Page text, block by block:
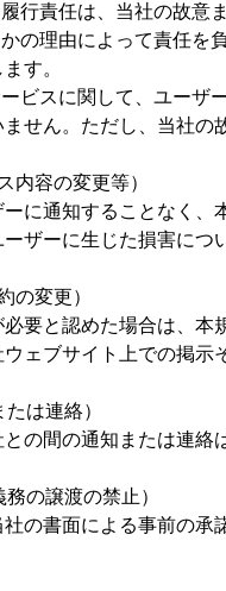
行責任は、当社の故意
の理由によって責任を
す。
ビスに関して、ユーザ
せん。ただし、当社の
内容の変更等）
に通知することなく、
ザーに生じた損害につ
の変更）
要と認めた場合は、本
ェブサイト上での掲示
は連絡）
の間の通知または連絡
の譲渡の禁止）
の書面による事前の承